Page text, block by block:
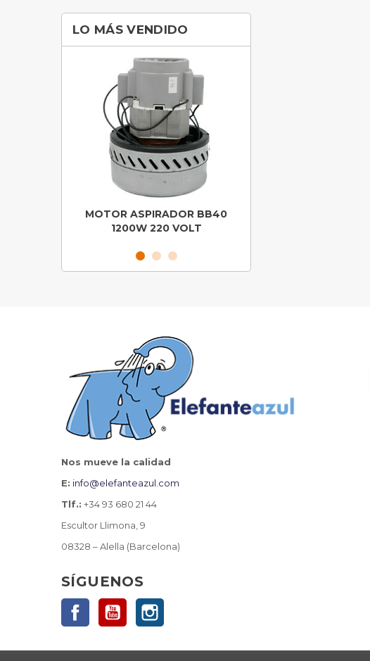
LO MÁS VENDIDO
MOTOR ASPIRADOR BB40
1200W 220 VOLT
Nos mueve la calidad
E: info@elefanteazul.com
Tlf.: +34 93 680 21 44
Escultor Llimona, 9
08328 – Alella (Barcelona)
SÍGUENOS
FacebookYouTube